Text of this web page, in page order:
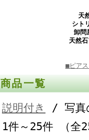
天
シト
卸問
天然
■ピア
商品一覧
説明付き
/ 写真
1件～25件 （全